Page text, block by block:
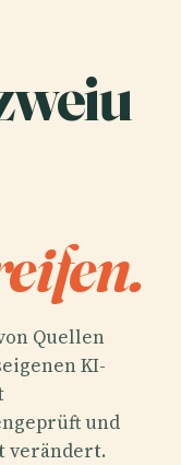
Quellen
KI-
und
verändert.